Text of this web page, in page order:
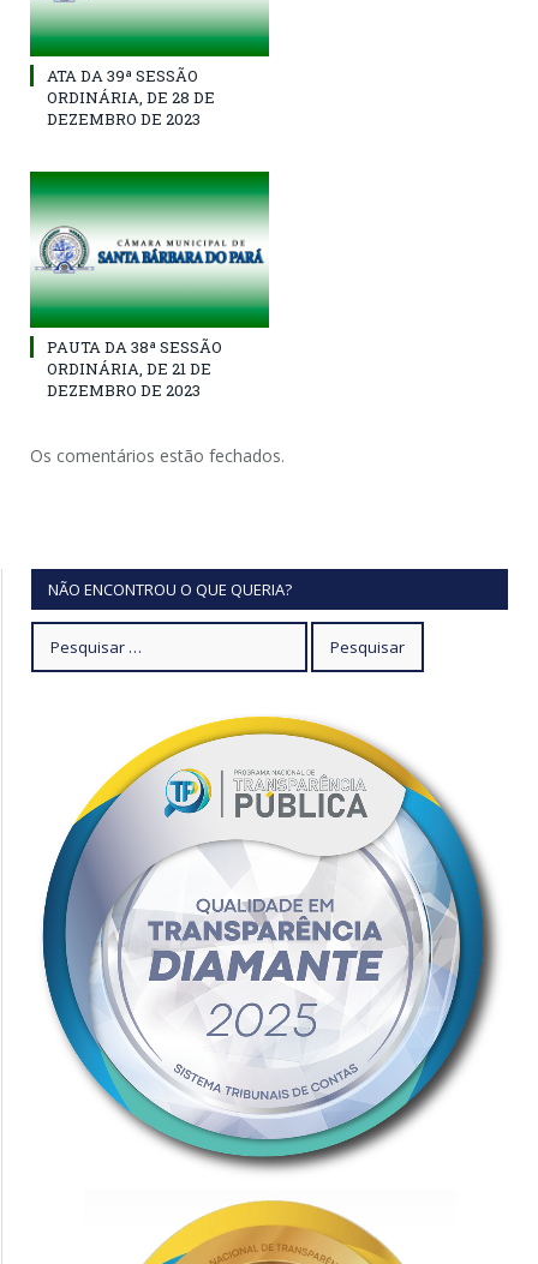
ATA DA 39ª SESSÃO
ORDINÁRIA, DE 28 DE
DEZEMBRO DE 2023
PAUTA DA 38ª SESSÃO
ORDINÁRIA, DE 21 DE
DEZEMBRO DE 2023
Os comentários estão fechados.
NÃO ENCONTROU O QUE QUERIA?